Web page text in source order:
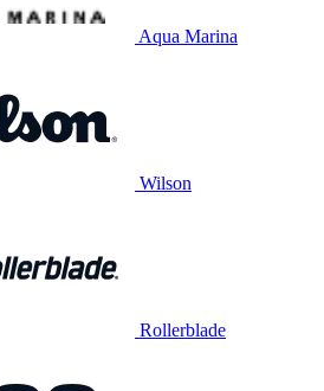
Aqua Marina
Wilson
Rollerblade